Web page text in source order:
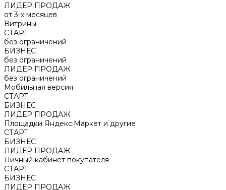
ЛИДЕР ПРОДАЖ
от 3-х месяцев
Витрины
СТАРТ
без ограничений
БИЗНЕС
без ограничений
ЛИДЕР ПРОДАЖ
без ограничений
Мобильная версия
СТАРТ
БИЗНЕС
ЛИДЕР ПРОДАЖ
Площадки Яндекс.Маркет и другие
СТАРТ
БИЗНЕС
ЛИДЕР ПРОДАЖ
Личный кабинет покупателя
СТАРТ
БИЗНЕС
ЛИДЕР ПРОДАЖ